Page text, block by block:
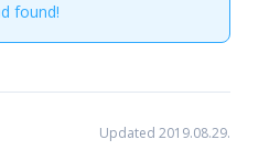
found!
Updated 2019.08.29.